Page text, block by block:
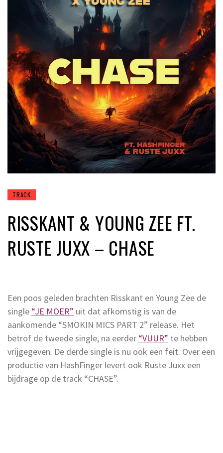
TRACK
RISSKANT & YOUNG ZEE FT.
RUSTE JUXX – CHASE
Een poos geleden brachten Risskant en Young Zee de
single “JE MOER” uit dat afkomstig is van de
aankomende “SMOKIN MICS PART 2” release. Het
betrof de tweede single, na eerder “VUUR” te hebben
vrijgegeven. De derde single is nu ook een feit. Over een
productie van HashFinger levert ook Ruste Juxx een
bijdrage op de track “CHASE”.